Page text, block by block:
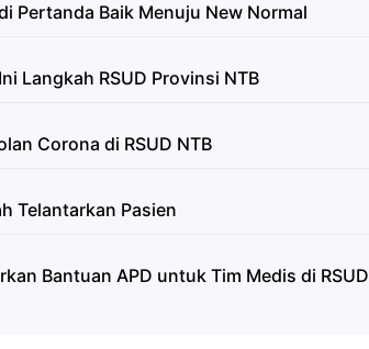
Pertanda Baik Menuju New Normal
Langkah RSUD Provinsi NTB
Corona di RSUD NTB
Telantarkan Pasien
Bantuan APD untuk Tim Medis di RSUD